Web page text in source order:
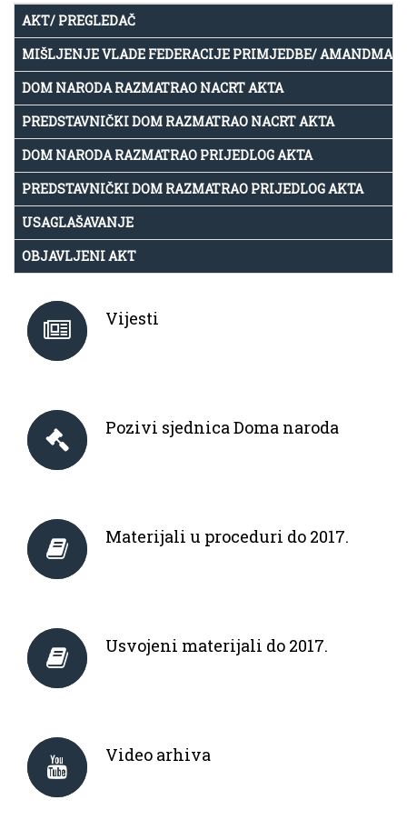
AKT/ PREGLEDAČ
MIŠLJENJE VLADE FEDERACIJE PRIMJEDBE/
DOM NARODA RAZMATRAO NACRT AKTA
PREDSTAVNIČKI DOM RAZMATRAO NACRT AKTA
DOM NARODA RAZMATRAO PRIJEDLOG AKTA
PREDSTAVNIČKI DOM RAZMATRAO PRIJEDLOG AKTA
USAGLAŠAVANJE
OBJAVLJENI AKT
Vijesti
Pozivi sjednica Doma naroda
Materijali u proceduri do 2017.
Usvojeni materijali do 2017.
Video arhiva